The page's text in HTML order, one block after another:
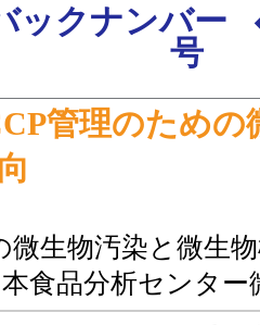
ックナンバー
号
管理のための
微生物汚染と微生
本食品分析センタ